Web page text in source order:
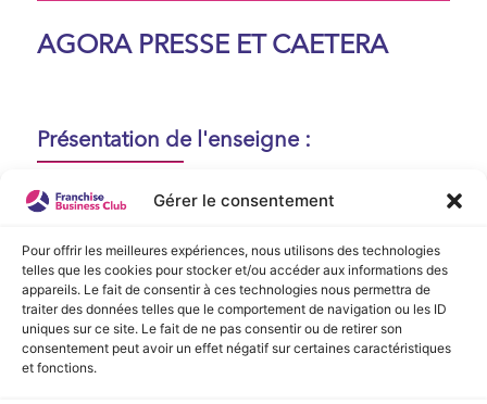
Gérer le consentement
Pour offrir les meilleures expériences, nous utilisons des technologies
telles que les cookies pour stocker et/ou accéder aux informations des
appareils. Le fait de consentir à ces technologies nous permettra de
traiter des données telles que le comportement de navigation ou les ID
uniques sur ce site. Le fait de ne pas consentir ou de retirer son
consentement peut avoir un effet négatif sur certaines caractéristiques
et fonctions.
AGORA PRESSE ET CAETERA
Présentation de l'enseigne :
Aucune présentation n'est disponible
actuellement !
Vidéo de Présentation
Aucune vidéo disponible.